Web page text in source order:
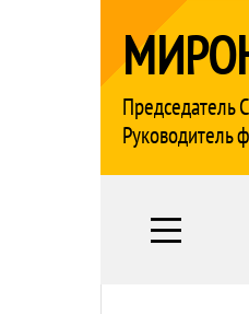
Председатель
Руководитель